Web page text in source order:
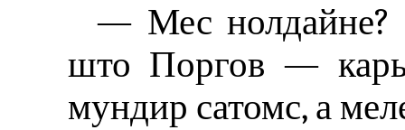
— Мес нолдайне?
што Поргов —
мундир сатомс, а